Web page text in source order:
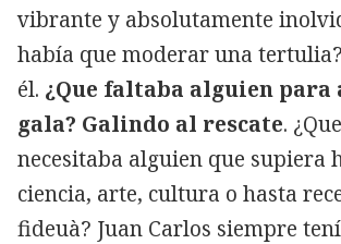
vibrante y absolutamente
había que moderar una
él. ¿Que faltaba alguien
gala? Galindo al rescate.
necesitaba alguien que supiera
ciencia, arte, cultura o hasta
fideuà? Juan Carlos siempre